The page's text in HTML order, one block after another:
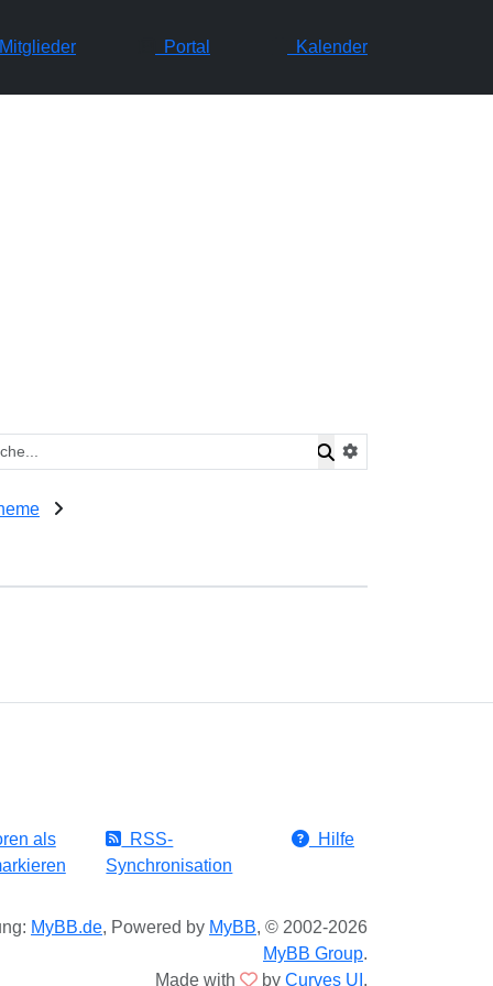
Portal Kalender
als
RSS-
Synchronisation
Hilfe
MyBB.de, Powered by MyBB, © 2002-2026
MyBB Group.
Made with
by Curves UI .